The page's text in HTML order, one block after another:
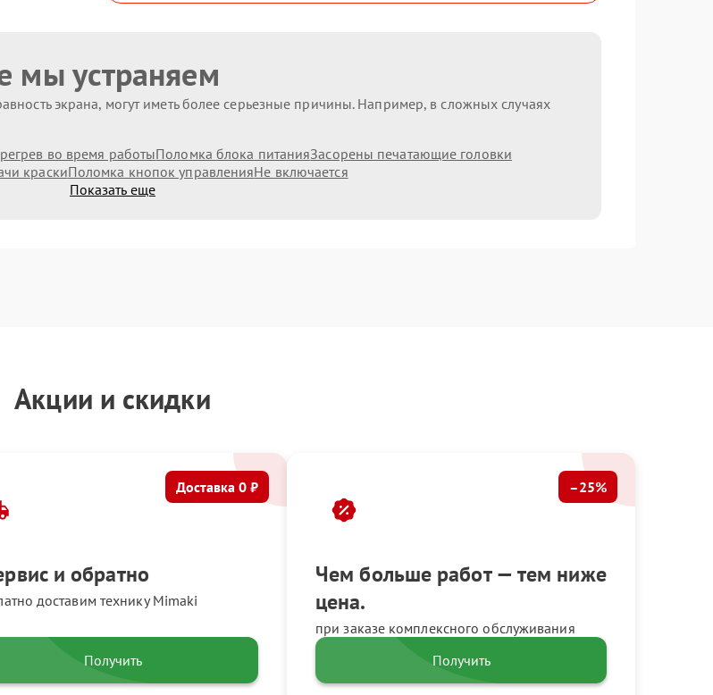
мы устраняем
экрана, могут иметь более серьезные причины. Например, в сложных случаях
во время работыПоломка блока питанияЗасорены печатающие головки
краскиПоломка кнопок управленияНе включается
Показать еще
Акции и скидки
и обратно
доставим технику Mimaki
Доставка 0 ₽
Получить
Чем больше работ — тем ниже
цена.
при заказе комплексного обслуживания
–25%
Получить